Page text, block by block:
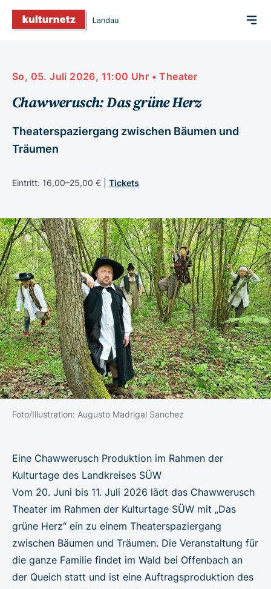
So, 05. Juli 2026, 11:00 Uhr • Theater
Chawwerusch: Das grüne Herz
Theaterspaziergang zwischen Bäumen und
Träumen
Eintritt: 16,00–25,00 € | Tickets
Foto/Illustration: Augusto Madrigal Sanchez
Eine Chawwerusch Produktion im Rahmen der
Kulturtage des Landkreises SÜW
Vom 20. Juni bis 11. Juli 2026 lädt das Chawwerusch
Theater im Rahmen der Kulturtage SÜW mit „Das
grüne Herz“ ein zu einem Theaterspaziergang
zwischen Bäumen und Träumen. Die Veranstaltung für
die ganze Familie findet im Wald bei Offenbach an
der Queich statt und ist eine Auftragsproduktion des